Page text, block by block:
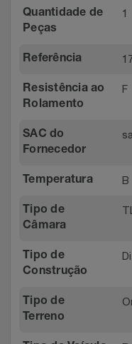
Quantidade de
Peças
1
Referência
Resistência ao
Rolamento
F
SAC do
Fornecedor
Temperatura B
Tipo de
Câmara
TL
Tipo de
Construção
Tipo de
Terreno